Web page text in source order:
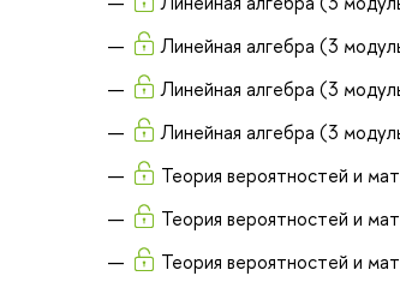
Линейная алгебра (3
Линейная алгебра (3
Линейная алгебра (3
Теория вероятностей и
Теория вероятностей и
Теория вероятностей и